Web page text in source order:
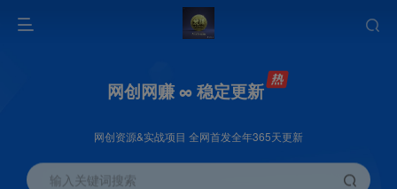
网创网赚 ∞ 稳定更新
网创资源&实战项目 全网首发全年365天更新
输入关键词搜索